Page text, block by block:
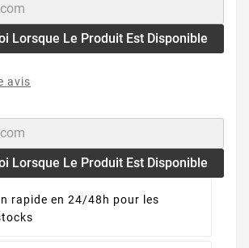
Lorsque Le Produit Est Disponible
avis
Lorsque Le Produit Est Disponible
rapide en 24/48h pour les